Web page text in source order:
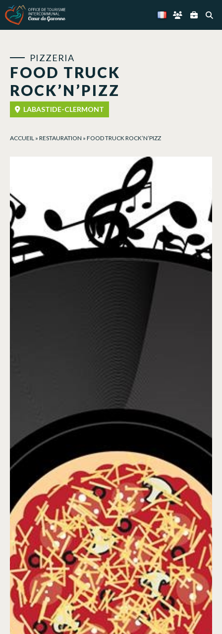
FOOD TRUCK
ROCK’N’PIZZ
PIZZERIA
LABASTIDE-CLERMONT
ACCUEIL » RESTAURATION » FOOD TRUCK ROCK’N’PIZZ
Panneau de gestion des cookies